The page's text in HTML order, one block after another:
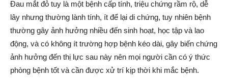
Đau mắt đỏ tuy là một bệnh cấp tính, triệu chứng rầm rộ, dễ
lây nhưng thường lành tính, ít để lại di chứng, tuy nhiên bệnh
thường gây ảnh hưởng nhiều đến sinh hoạt, học tập và lao
động, và có không ít trường hợp bệnh kéo dài, gây biến chứng
ảnh hưởng đến thị lực sau này nên mọi người cần có ý thức
phòng bệnh tốt và cần được xử trí kịp thời khi mắc bệnh.